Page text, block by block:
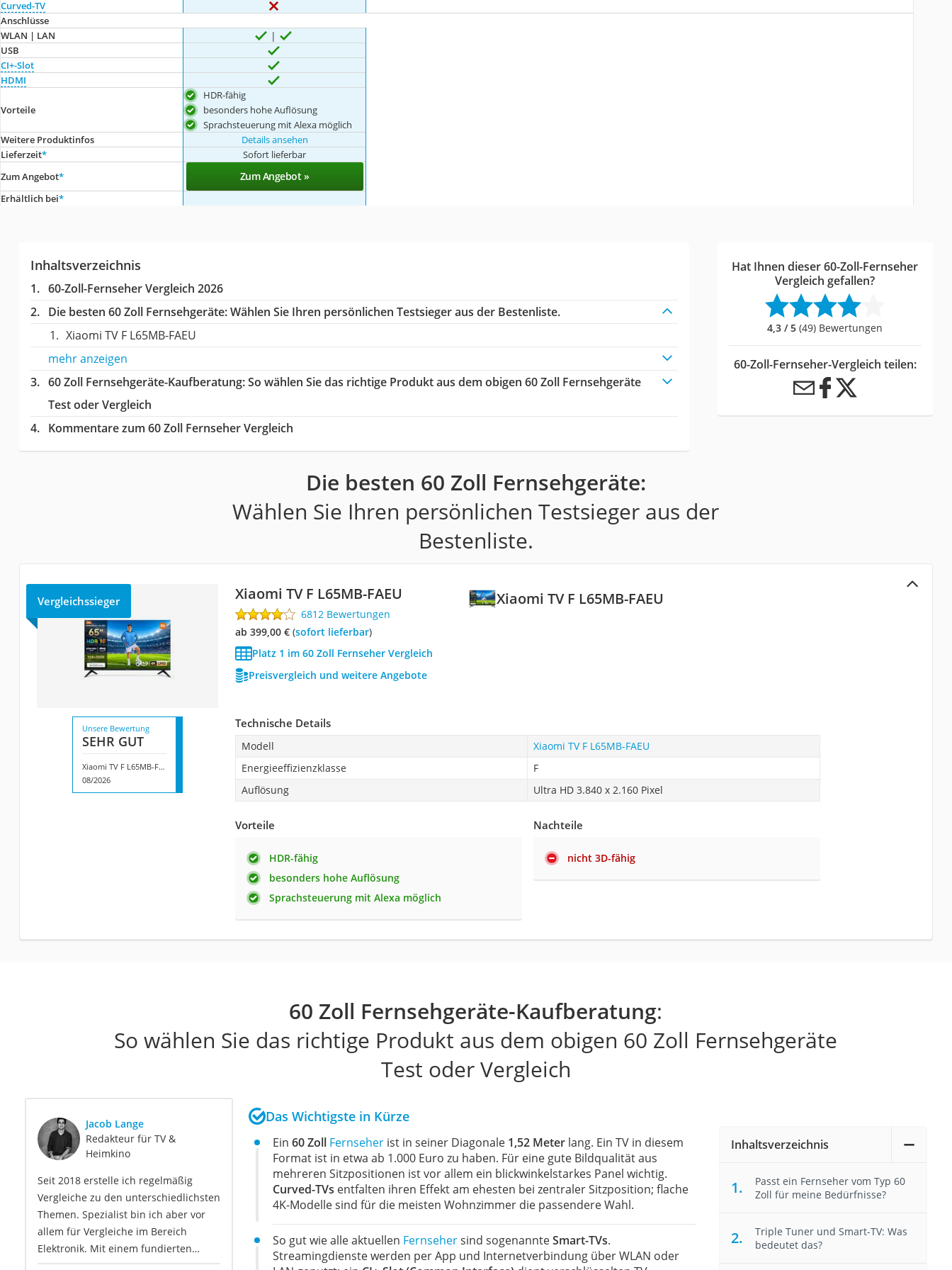
Curved-TV
Anschlüsse
WLAN | LAN
USB
CI+-Slot
HDMI
Vorteile
HDR-fähig
besonders hohe Auflösung
Sprachsteuerung mit Alexa möglich
Weitere Produktinfos
Details ansehen
Lieferzeit*
Sofort lieferbar
Zum Angebot* Zum Angebot »
Erhältlich bei*
Inhaltsverzeichnis
60-Zoll-Fernseher Vergleich 2026
Die besten 60 Zoll Fernsehgeräte:Wählen Sie Ihren persönlichen Testsieger aus der Bestenliste.
Xiaomi TV F L65MB-FAEU
mehr anzeigen
60 Zoll Fernsehgeräte-Kaufberatung: So wählen Sie das richtige Produkt aus dem obigen 60 Zoll Fernsehgeräte
Test oder Vergleich
Kommentare zum 60 Zoll Fernseher Vergleich
Hat Ihnen dieser 60-Zoll-Fernseher
Vergleich gefallen?
4,3 / 5 (49) Bewertungen
60-Zoll-Fernseher-Vergleich teilen:
Die besten 60 Zoll Fernsehgeräte:
Wählen Sie Ihren persönlichen Testsieger aus der
Bestenliste.
Xiaomi TV F L65MB-FAEU
Vergleichssieger Xiaomi TV F L65MB-FAEU
6812 Bewertungen
ab 399,00 €( Sofort lieferbar)
Platz 1 im 60 Zoll Fernseher Vergleich
Preisvergleich und weitere Angebote
Unsere Bewertung
SEHR GUT
Xiaomi TV F L65MB-FAEU
08/2026
Technische Details
Modell
Xiaomi TV F L65MB-FAEU
Energieeffizienzklasse
F
Auflösung
Ultra HD 3.840 x 2.160 Pixel
Vorteile
HDR-fähig
besonders hohe Auflösung
Sprachsteuerung mit Alexa möglich
Nachteile
nicht 3D-fähig
60 Zoll Fernsehgeräte-Kaufberatung:
So wählen Sie das richtige Produkt aus dem obigen 60 Zoll Fernsehgeräte
Test oder Vergleich
Jacob Lange
Redakteur für TV &
Heimkino
Seit 2018 erstelle ich regelmäßig
Vergleiche zu den unterschiedlichsten
Themen. Spezialist bin ich aber vor
allem für Vergleiche im Bereich
Elektronik. Mit einem fundierten
Das Wichtigste in Kürze
Ein60 Zoll Fernseher ist in seiner Diagonale 1,52 Meter lang. Ein TV in diesem
Format ist in etwa ab 1.000 Euro zu haben. Für eine gute Bildqualität aus
mehreren Sitzpositionen ist vor allem ein blickwinkelstarkes Panel wichtig.
Curved-TVs entfalten ihren Effekt am ehesten bei zentraler Sitzposition; flache
4K-Modelle sind für die meisten Wohnzimmer die passendere Wahl.
So gut wie alle aktuellen Fernsehersind sogenannteSmart-TVs.
Streamingdienste werden per App und Internetverbindung über WLAN oder
Inhaltsverzeichnis
Passt ein Fernseher vom Typ 60
Zoll für meine Bedürfnisse?
Triple Tuner und Smart-TV: Was
bedeutet das?